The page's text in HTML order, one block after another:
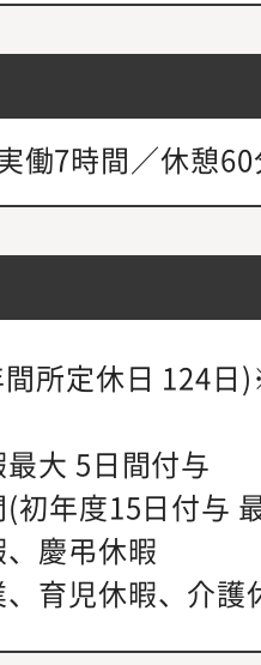
働7時間／休憩
間所定休日 124
大 5日間付与
(初年度15日付与
、慶弔休暇
、育児休暇、介